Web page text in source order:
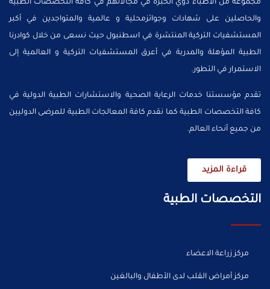
مجموعة من الأطباء ذوي الخبرة في مجالاتهم في كافة التخصصات الطبية
والحاصلين على شهادات وجوائزمحلية و عالمية والمتواجدين في أكبر
المستشفيات التركية المنتشرة في اسطنبول حيث نسعى من خلال كوادرنا
الطبية المؤهلة والمدربة في أعرق المستشفيات التركية و العالمية إلى
الاستمرار في التطور.
تقدم مؤسستنا خدمات الرعاية الصحية والاستشارات الطبية الدولية في
كافة التخصصات الطبية كما نقدم كافة المعالجات الطبية للمرضى الدوليين
من جميع أنحاء العالم.
قراءة المزيد
التخصصات الطبية
مركز زراعة الاعضاء
مركز أمراض القلب لدى الأطفال والبالغين